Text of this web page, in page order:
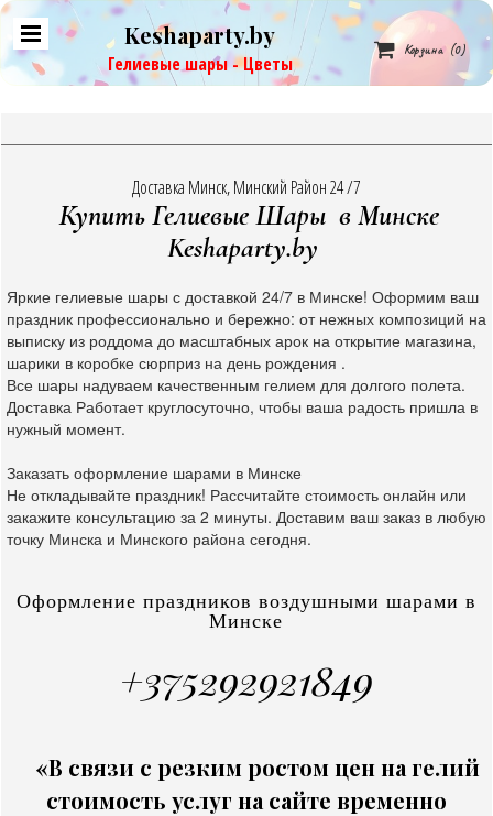
Keshaparty.by
Гелиевые шары - Цветы
 Корзина (0)
Доставка Минск, Минский Район 24 /7
Купить Гелиевые Шары в Минске
Keshaparty.by
Яркие гелиевые шары с доставкой 24/7 в Минске! Оформим ваш
праздник профессионально и бережно: от нежных композиций на
выписку из роддома до масштабных арок на открытие магазина,
шарики в коробке сюрприз на день рождения .
Все шары надуваем качественным гелием для долгого полета.
Доставка Работает круглосуточно, чтобы ваша радость пришла в
нужный момент.
Заказать оформление шарами в Минске
Не откладывайте праздник! Рассчитайте стоимость онлайн или
закажите консультацию за 2 минуты. Доставим ваш заказ в любую
точку Минска и Минского района сегодня.
Оформление праздников воздушными шарами в
Минске
+375292921849
«В связи с резким ростом цен на гелий
стоимость услуг на сайте временно